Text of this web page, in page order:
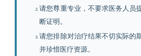
请您尊重专业，不要求医务人员
断证明。
请您排除对治疗结果不切实际的
并珍惜医疗资源。